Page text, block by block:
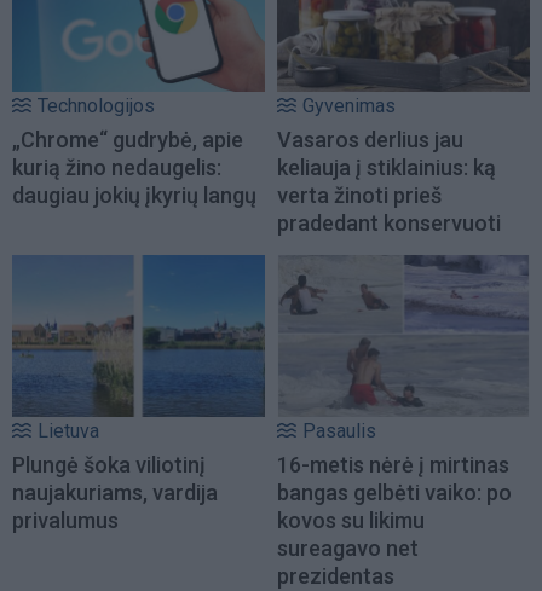
Technologijos
„Chrome“ gudrybė, apie
kurią žino nedaugelis:
daugiau jokių įkyrių langų
Gyvenimas
Vasaros derlius jau
keliauja į stiklainius: ką
verta žinoti prieš
pradedant konservuoti
Lietuva
Plungė šoka viliotinį
naujakuriams, vardija
privalumus
Pasaulis
16-metis nėrė į mirtinas
bangas gelbėti vaiko: po
kovos su likimu
sureagavo net
prezidentas